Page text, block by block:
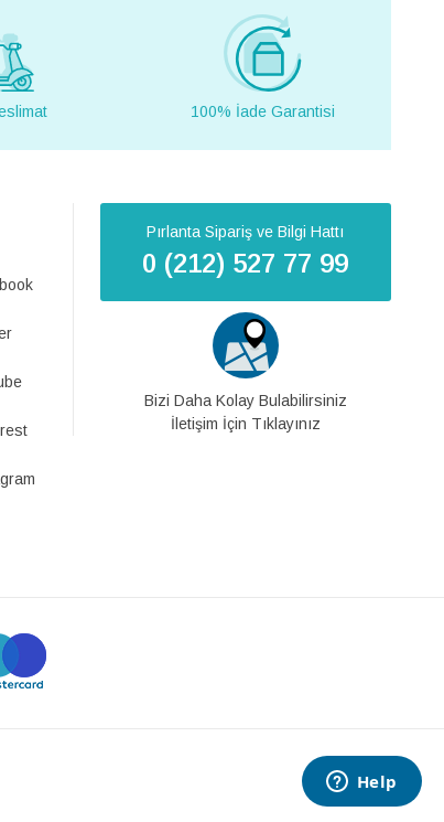
100% İade Garantisi
Pırlanta Sipariş ve Bilgi Hattı
0 (212) 527 77 99
Bizi Daha Kolay Bulabilirsiniz
İletişim İçin Tıklayınız